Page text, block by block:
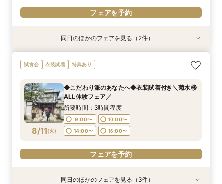
フェアを予約
8/10(月)
※＼まずは情報収集だけ／※90分クイックで会場
ご案内フェア
9:00〜
10:00〜
14:00〜
16:00〜
フェアを予約
8/10(月)
《★オンライン90分フェア★》一旦情報収集の
方＆遠方の方向け
9:00〜
10:00〜
14:00〜
16:00〜
フェアを予約
同日のほかのフェアを見る（2件）
試食会 衣装試着 特典あり
8/11(火)
◆こだわり派のあなたへ◆衣装試着付き＼菊水楼
ALL体験フェア／
所要時間：3時間程度
9:00〜
10:00〜
14:00〜
16:00〜
フェアを予約
特典あり同日のほかのフェアを見る（3件）